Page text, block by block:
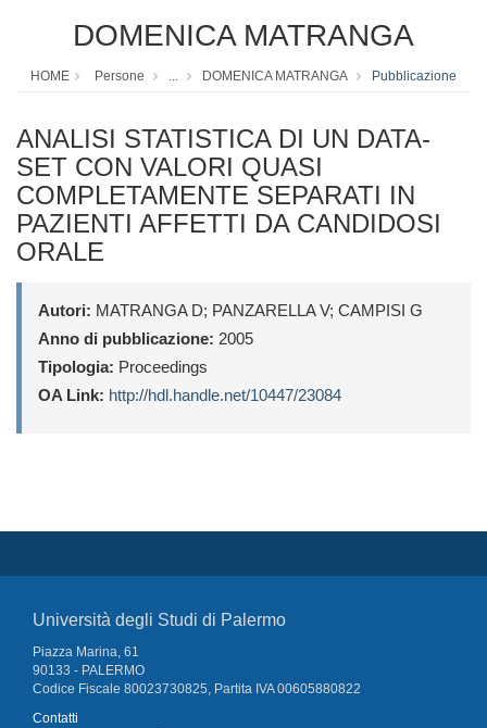
DOMENICA MATRANGA
HOME Persone ... DOMENICA MATRANGA Pubblicazione
ANALISI STATISTICA DI UN DATA-
SET CON VALORI QUASI
COMPLETAMENTE SEPARATI IN
PAZIENTI AFFETTI DA CANDIDOSI
ORALE
Autori: MATRANGA D; PANZARELLA V; CAMPISI G
Anno di pubblicazione: 2005
Tipologia: Proceedings
OA Link: http://hdl.handle.net/10447/23084
Università degli Studi di Palermo
Piazza Marina, 61
90133 - PALERMO
Codice Fiscale 80023730825, Partita IVA 00605880822
Contatti